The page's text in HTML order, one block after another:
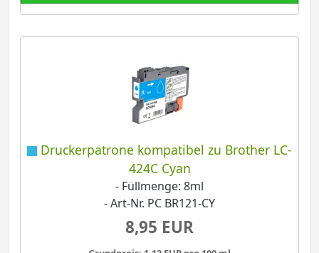
Druckerpatrone kompatibel zu Brother LC-
424C Cyan
- Füllmenge: 8ml
- Art-Nr. PC BR121-CY
8,95 EUR